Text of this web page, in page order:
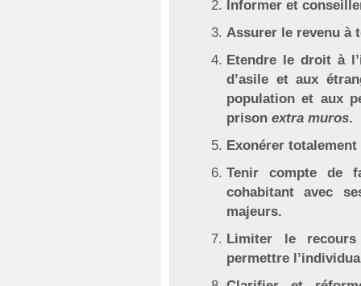
Informer et
Assurer le revenu à
Etendre le droit à
d’asile et aux
population et aux
prison extra muros.
Exonérer
Tenir compte de
cohabitant avec
majeurs.
Limiter le
permettre